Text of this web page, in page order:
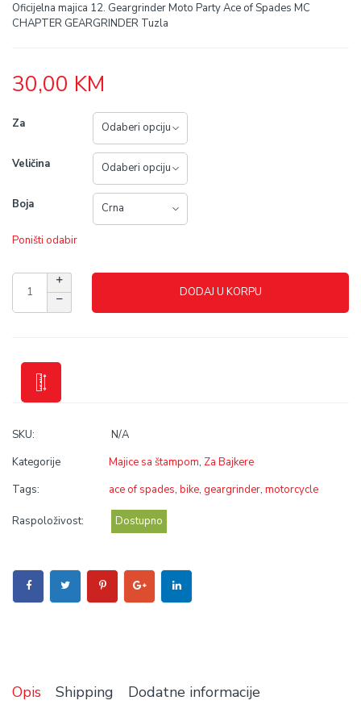
Oficijelna majica 12. Geargrinder Moto Party Ace of Spades MC
CHAPTER GEARGRINDER Tuzla
30,00 KM
Za
Veličina
Boja
Poništi odabir
DODAJ U KORPU
SKU:
N/A
Kategorije
Majice sa štampom, Za Bajkere
Tags:
ace of spades, bike, geargrinder, motorcycle
Raspoloživost: Dostupno
Opis Shipping Dodatne informacije